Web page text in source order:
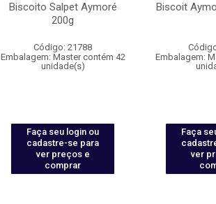
Biscoito Salpet Aymoré
200g
Código: 21788
Embalagem: Master contém 42
unidade(s)
Faça seu login ou
cadastre-se para
ver preços e
comprar
Biscoit
Embalagem:
Faça
ver